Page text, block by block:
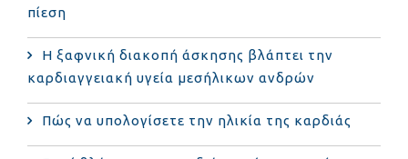
πίεση
Η ξαφνική διακοπή άσκησης βλάπτει την
καρδιαγγειακή υγεία μεσήλικων ανδρών
Πώς να υπολογίσετε την ηλικία της καρδιάς